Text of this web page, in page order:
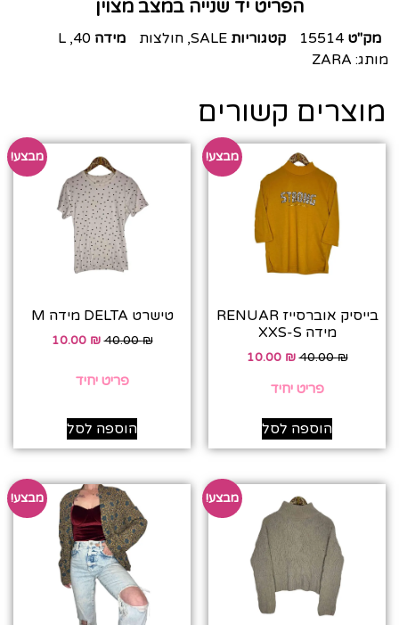
הפריט יד שנייה במצב מצוין
מק"ט 15514 קטגוריות SALE
, חולצות מידה 40
,
L
מותג: ZARA
מוצרים קשורים
מבצע!
בייסיק אוברסייז RENUAR
מידה XXS-S
40.00₪
10.00 ₪
פריט יחיד
הוספה לסל
מבצע!
טישרט DELTA מידה M
40.00₪
10.00 ₪
פריט יחיד
הוספה לסל
מבצע! מבצע!